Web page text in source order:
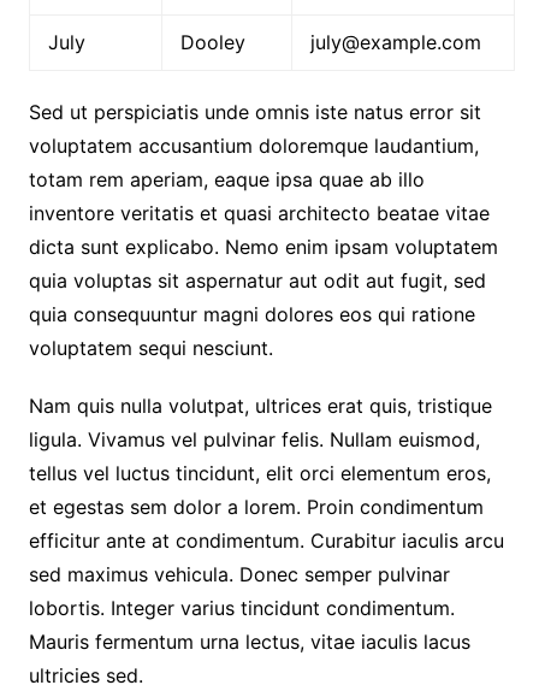
July Dooley july@example.com
Sed ut perspiciatis unde omnis iste natus error sit
voluptatem accusantium doloremque laudantium,
totam rem aperiam, eaque ipsa quae ab illo
inventore veritatis et quasi architecto beatae vitae
dicta sunt explicabo. Nemo enim ipsam voluptatem
quia voluptas sit aspernatur aut odit aut fugit, sed
quia consequuntur magni dolores eos qui ratione
voluptatem sequi nesciunt.
Nam quis nulla volutpat, ultrices erat quis, tristique
ligula. Vivamus vel pulvinar felis. Nullam euismod,
tellus vel luctus tincidunt, elit orci elementum eros,
et egestas sem dolor a lorem. Proin condimentum
efficitur ante at condimentum. Curabitur iaculis arcu
sed maximus vehicula. Donec semper pulvinar
lobortis. Integer varius tincidunt condimentum.
Mauris fermentum urna lectus, vitae iaculis lacus
ultricies sed.